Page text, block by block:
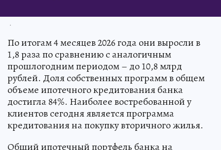
.
По итогам 4 месяцев 2026 года они выросли в
1,8 раза по сравнению с аналогичным
прошлогодним периодом – до 10,8 млрд
рублей. Доля собственных программ в общем
объеме ипотечного кредитования банка
достигла 84%. Наиболее востребованной у
клиентов сегодня является программа
кредитования на покупку вторичного жилья.
Общий ипотечный портфель банка на